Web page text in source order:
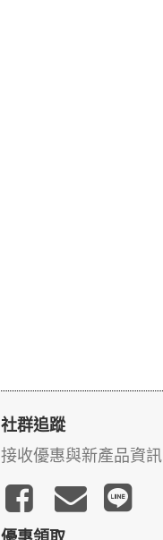
社群追蹤
接收優惠與新產品資訊